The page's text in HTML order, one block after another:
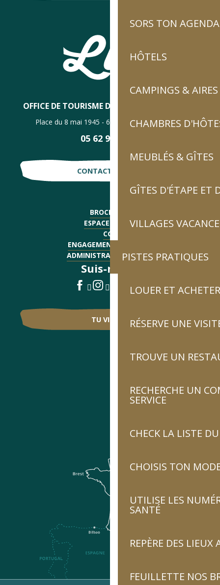
SORS TON AGENDA
HÔTELS
CAMPINGS &
CHAMBRES
MEUBLÉS & GÎTES
GÎTES D'ÉTAPE ET
VILLAGES
PISTES PRATIQUES
LOUER ET
RÉSERVE UNE
TROUVE UN
RECHERCHE UN
SERVICE
CHECK LA LISTE
CHOISIS TON
UTILISE LES
SANTÉ
REPÈRE DES LIEUX
FEUILLETTE NOS
OFFICE DE TOURISME DE LUZ-SAINT-SAUVEUR
Place du 8 mai 1945 - 65120 Luz-Saint-Sauveur
05 62 92 30 30
CONTACTE-NOUS !
BROCHURES
ESPACE PRESSE
CGV
ENGAGEMENTS QUALITÉ
ADMINISTRATIF - EMPLOI
Suis-nous !
TU VIENS ?